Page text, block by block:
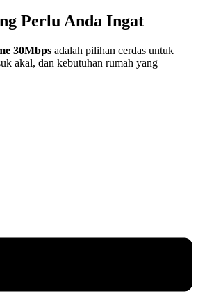
Perlu Anda Ingat
30Mbps adalah pilihan cerdas untuk
akal, dan kebutuhan rumah yang